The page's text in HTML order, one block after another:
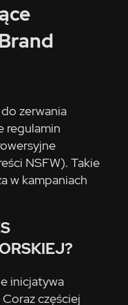
zerwania
regulamin
NSFW). Takie
w kampaniach
inicjatywa
częściej